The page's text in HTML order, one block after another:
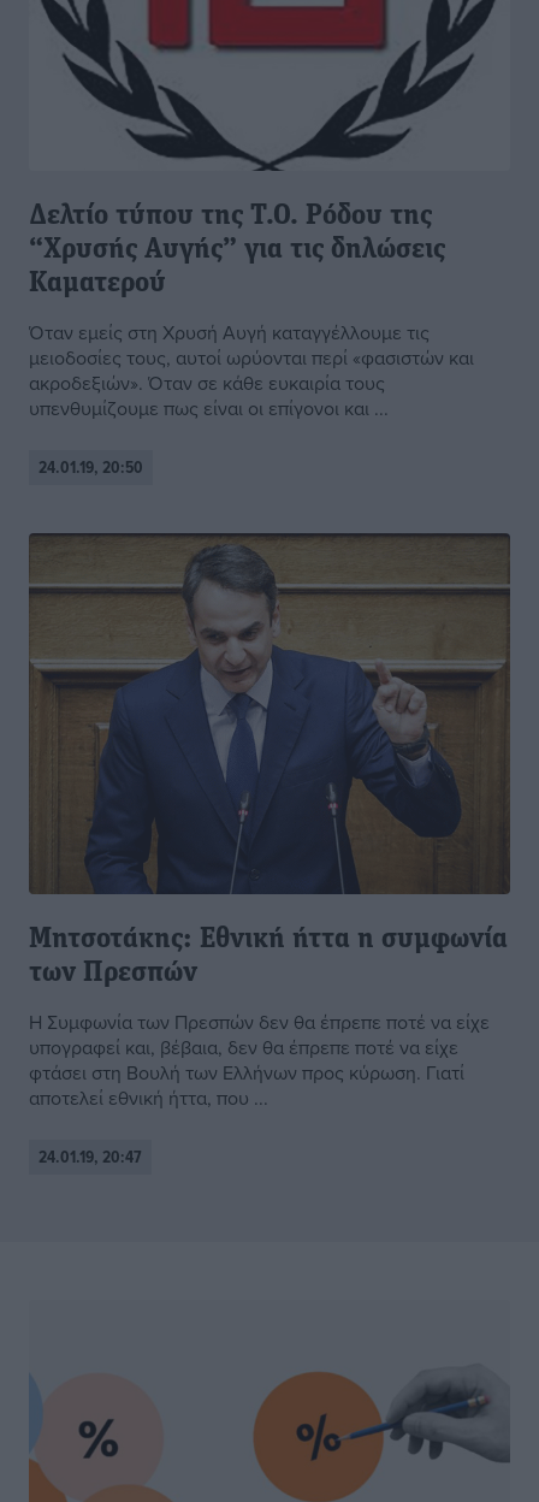
Δελτίο τύπου της Τ.Ο. Ρόδου της
“Χρυσής Αυγής” για τις δηλώσεις
Καματερού
Όταν εμείς στη Χρυσή Αυγή καταγγέλλουμε τις
μειοδοσίες τους, αυτοί ωρύονται περί «φασιστών και
ακροδεξιών». Όταν σε κάθε ευκαιρία τους
υπενθυμίζουμε πως είναι οι επίγονοι και ...
24.01.19, 20:50
Μητσοτάκης: Εθνική ήττα η συμφωνία
των Πρεσπών
Η Συμφωνία των Πρεσπών δεν θα έπρεπε ποτέ να είχε
υπογραφεί και, βέβαια, δεν θα έπρεπε ποτέ να είχε
φτάσει στη Βουλή των Ελλήνων προς κύρωση. Γιατί
αποτελεί εθνική ήττα, που ...
24.01.19, 20:47